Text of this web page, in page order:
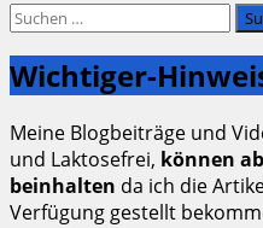
Suchen
nach:
Wichtiger-
Meine Blogbeiträge und
und Laktosefrei, können
beinhalten da ich die
Verfügung gestellt